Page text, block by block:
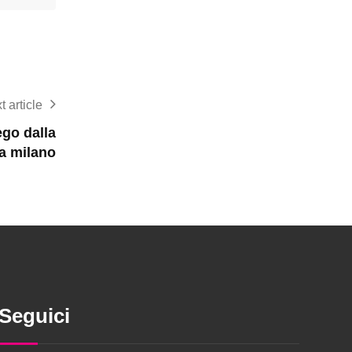
article
dalla
milano
Seguici